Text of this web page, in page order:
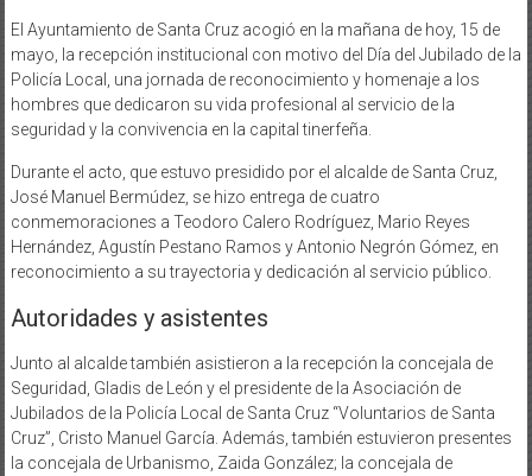
El Ayuntamiento de Santa Cruz acogió en la mañana de hoy, 15 de
mayo, la recepción institucional con motivo del Día del Jubilado de la
Policía Local, una jornada de reconocimiento y homenaje a los
hombres que dedicaron su vida profesional al servicio de la
seguridad y la convivencia en la capital tinerfeña.
Durante el acto, que estuvo presidido por el alcalde de Santa Cruz,
José Manuel Bermúdez, se hizo entrega de cuatro
conmemoraciones a Teodoro Calero Rodríguez, Mario Reyes
Hernández, Agustín Pestano Ramos y Antonio Negrón Gómez, en
reconocimiento a su trayectoria y dedicación al servicio público.
Autoridades y asistentes
Junto al alcalde también asistieron a la recepción la concejala de
Seguridad, Gladis de León y el presidente de la Asociación de
Jubilados de la Policía Local de Santa Cruz “Voluntarios de Santa
Cruz”, Cristo Manuel García. Además, también estuvieron presentes
la concejala de Urbanismo, Zaida González; la concejala de